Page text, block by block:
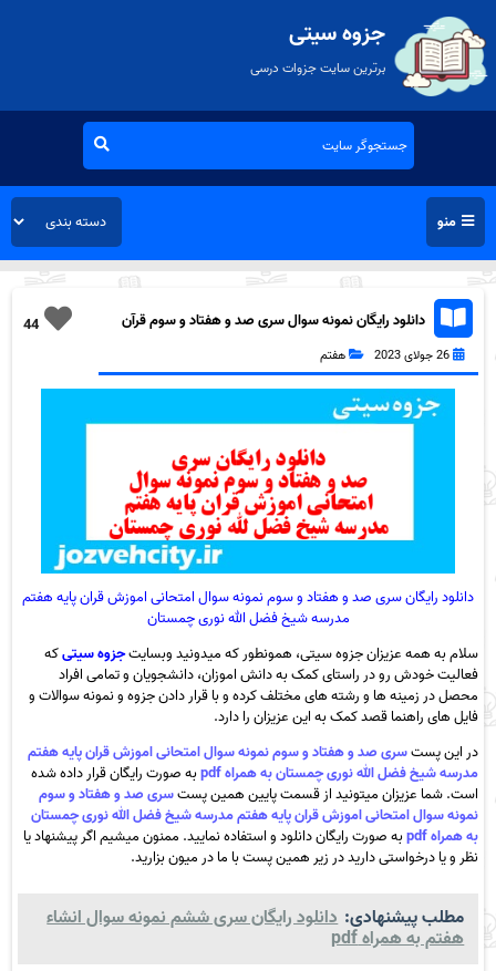
جزوه سیتی
برترین سایت جزوات درسی
منو
44
دانلود رایگان نمونه سوال سری صد و هفتاد و سوم قرآن
هفتم به همراه pdf
26 جولای 2023 هفتم
دانلود رایگان سری صد و هفتاد و سوم نمونه سوال امتحانی اموزش قران پایه هفتم
مدرسه شیخ فضل الله نوری چمستان
سلام به همه عزیزان جزوه سیتی، همونطور که میدونید وبسایتجزوه سیتیکه
فعالیت خودش رو در راستای کمک به دانش اموزان، دانشجویان و تمامی افراد
محصل در زمینه ها و رشته های مختلف کرده و با قرار دادن جزوه و نمونه سوالات و
فایل های راهنما قصد کمک به این عزیزان را دارد.
در این پستسری صد و هفتاد و سوم نمونه سوال امتحانی اموزش قران پایه هفتم
مدرسه شیخ فضل الله نوری چمستان به همراه pdf
به صورت رایگان قرار داده شده
است. شما عزیزان میتونید از قسمت پایین همین پستسری صد و هفتاد و سوم
نمونه سوال امتحانی اموزش قران پایه هفتم مدرسه شیخ فضل الله نوری چمستان
به همراه pdf
به صورت رایگان دانلود و استفاده نمایید. ممنون میشیم اگر پیشنهاد یا
نظر و یا درخواستی دارید در زیر همین پست با ما در میون بزارید.
مطلب پیشنهادی: دانلود رایگان سری ششم نمونه سوال انشاء
هفتم به همراه pdf